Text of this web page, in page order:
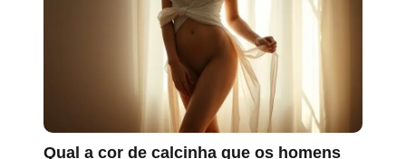
Qual a cor de calcinha que os homens